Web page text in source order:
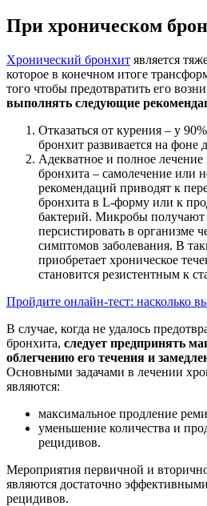
При хроническом
Хронический бронхит является
которое в конечном итоге
того чтобы предотвратить его
выполнять следующие
Отказаться от курения – у
бронхит развивается на фоне
Адекватное и полное
бронхита – самолечение или
рекомендаций приводят к
бронхита в L-форму или к
бактерий. Микробы получают
персистировать в организме
симптомов заболевания. В
приобретает хроническое
становится резистентным к
Пройдите онлайн-тест: насколько
В случае, когда не удалось
бронхита, следует предпринять
облегчению его течения и
Основными задачами в лечении
являются:
максимальное продление
уменьшение количества и
рецидивов.
Мероприятия первичной и
являются достаточно
рецидивов.